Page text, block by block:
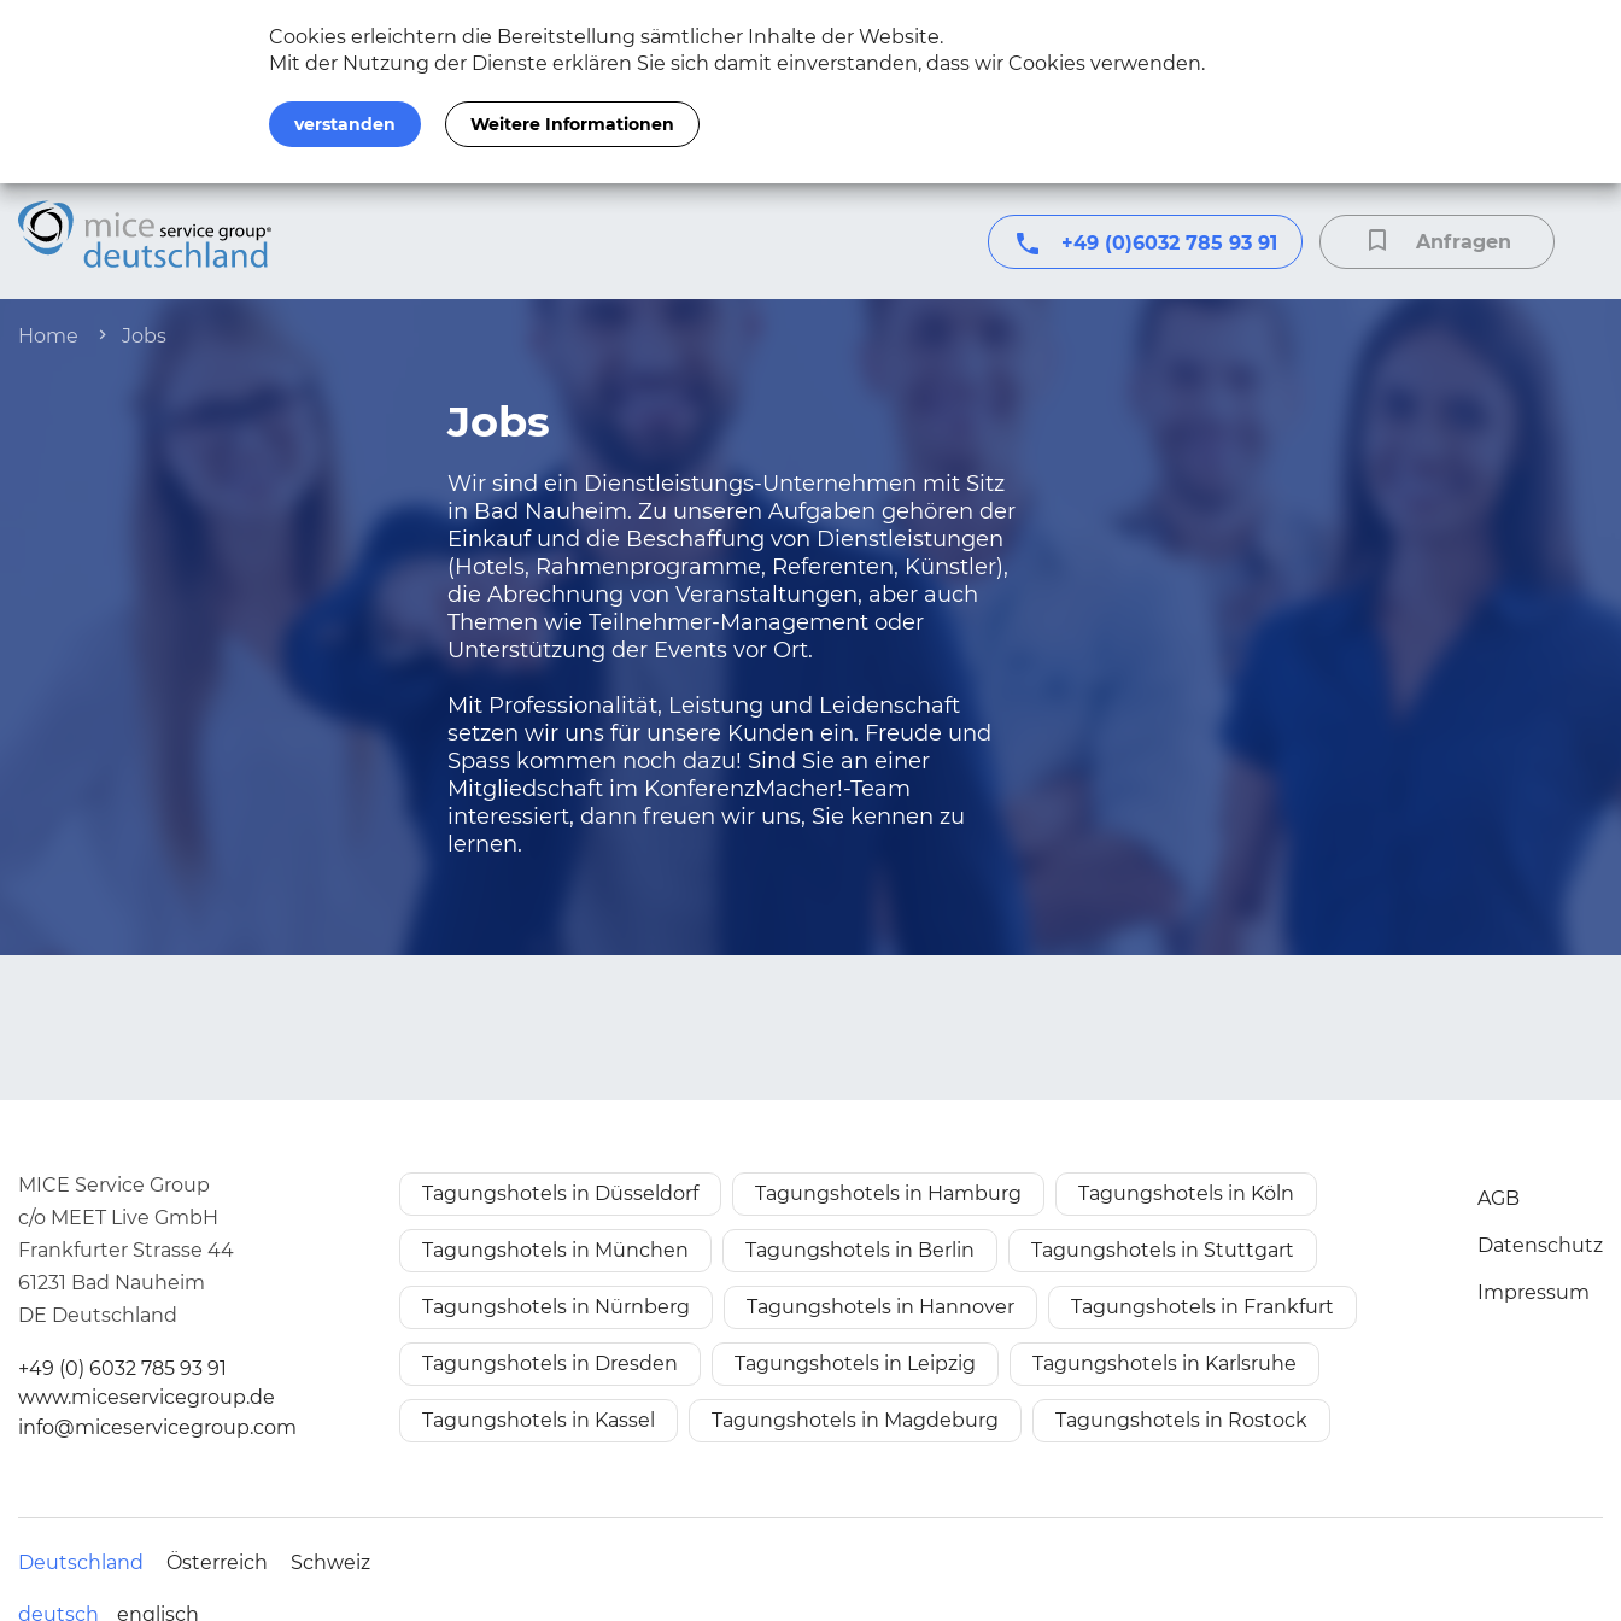
Cookies erleichtern die Bereitstellung sämtlicher Inhalte der Website.
Mit der Nutzung der Dienste erklären Sie sich damit einverstanden, dass wir Cookies verwenden.
verstanden Weitere Informationen
+49 (0)6032 785 93 91 Anfragen
Home Jobs
Jobs
Wir sind ein Dienstleistungs-Unternehmen mit Sitz
in Bad Nauheim. Zu unseren Aufgaben gehören der
Einkauf und die Beschaffung von Dienstleistungen
(Hotels, Rahmenprogramme, Referenten, Künstler),
die Abrechnung von Veranstaltungen, aber auch
Themen wie Teilnehmer-Management oder
Unterstützung der Events vor Ort.
Mit Professionalität, Leistung und Leidenschaft
setzen wir uns für unsere Kunden ein. Freude und
Spass kommen noch dazu! Sind Sie an einer
Mitgliedschaft im KonferenzMacher!-Team
interessiert, dann freuen wir uns, Sie kennen zu
lernen.
MICE Service Group
c/o MEET Live GmbH
Frankfurter Strasse 44
61231 Bad Nauheim
DE Deutschland
+49 (0) 6032 785 93 91
www.miceservicegroup.de
info@miceservicegroup.com
Tagungshotels in Düsseldorf Tagungshotels in Hamburg Tagungshotels in Köln
Tagungshotels in München Tagungshotels in Berlin Tagungshotels in Stuttgart
Tagungshotels in Nürnberg Tagungshotels in Hannover Tagungshotels in Frankfurt
Tagungshotels in Dresden Tagungshotels in Leipzig Tagungshotels in Karlsruhe
Tagungshotels in Kassel Tagungshotels in Magdeburg Tagungshotels in Rostock
AGB
Datenschutz
Impressum
Deutschland Österreich Schweiz
deutsch englisch